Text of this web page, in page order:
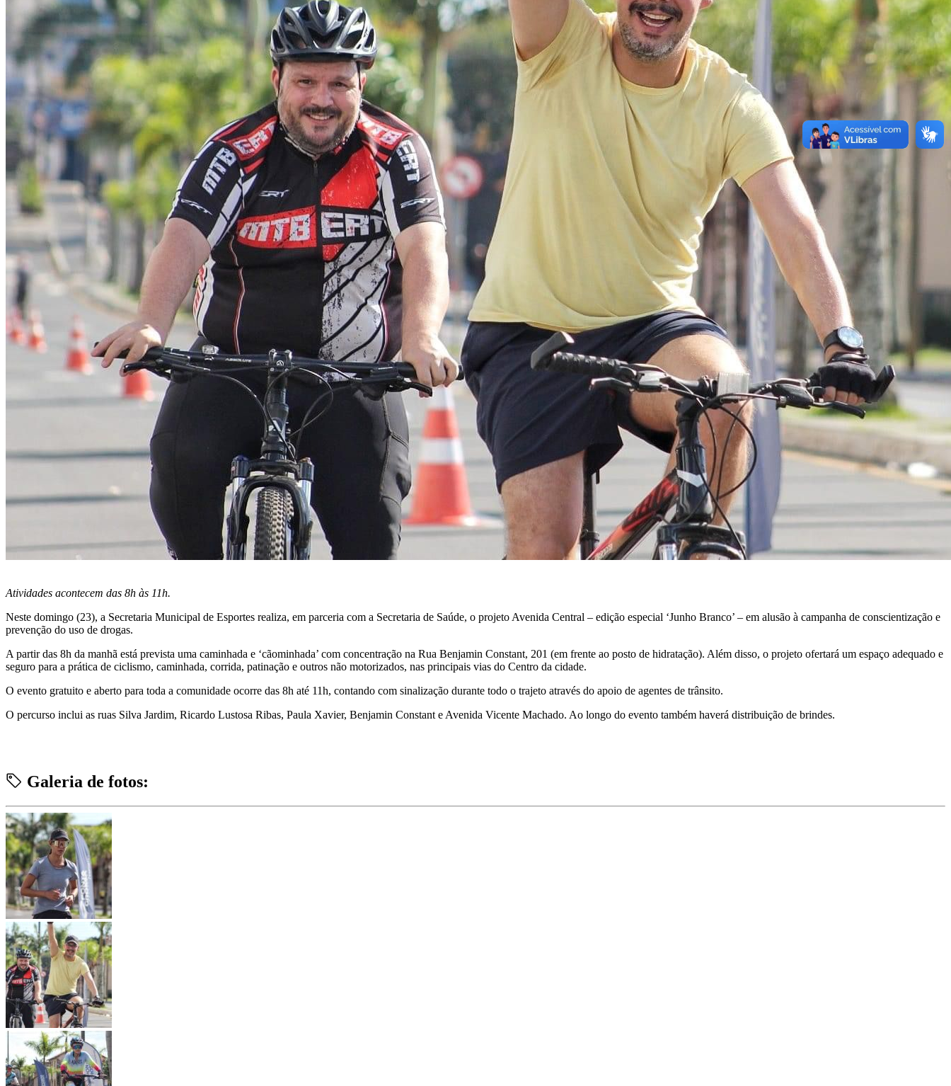
Atividades acontecem das 8h às 11h.
Neste domingo (23), a Secretaria Municipal de Esportes realiza, em parceria com a Secretaria de Saúde, o projeto Avenida Central – edição especial ‘Junho Branco’ – em alusão à campanha de conscientização e
prevenção do uso de drogas.
A partir das 8h da manhã está prevista uma caminhada e ‘cãominhada’ com concentração na Rua Benjamin Constant, 201 (em frente ao posto de hidratação). Além disso, o projeto ofertará um espaço adequado e
seguro para a prática de ciclismo, caminhada, corrida, patinação e outros não motorizados, nas principais vias do Centro da cidade.
O evento gratuito e aberto para toda a comunidade ocorre das 8h até 11h, contando com sinalização durante todo o trajeto através do apoio de agentes de trânsito.
O percurso inclui as ruas Silva Jardim, Ricardo Lustosa Ribas, Paula Xavier, Benjamin Constant e Avenida Vicente Machado. Ao longo do evento também haverá distribuição de brindes.
Galeria de fotos: